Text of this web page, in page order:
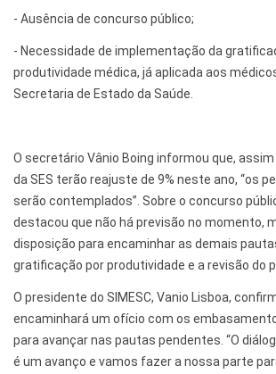
- Ausência de concurso público;
- Necessidade de implementação da
produtividade médica, já aplicada aos
Secretaria de Estado da Saúde.
O secretário Vânio Boing informou que,
da SES terão reajuste de 9% neste ano, “os
serão contemplados”. Sobre o concurso
destacou que não há previsão no momento,
disposição para encaminhar as demais
gratificação por produtividade e a revisão do
O presidente do SIMESC, Vanio Lisboa,
encaminhará um ofício com os
para avançar nas pautas pendentes. “O
é um avanço e vamos fazer a nossa parte